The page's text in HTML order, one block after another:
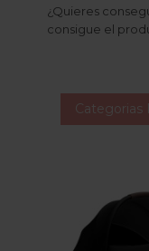
¿Quieres
consigue el
Categorias